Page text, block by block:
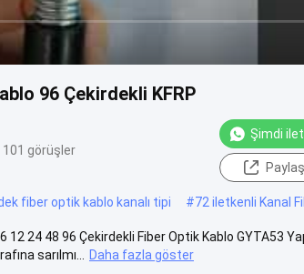
96 Çekirdekli KFRP
101 görüşler
Şimdi
Paylaş
fiber optik kablo kanalı tipi #72 iletkenli Kanal
12 24 48 96 Çekirdekli Fiber Optik Kablo GYTA53
sarılmı...
Daha fazla göster